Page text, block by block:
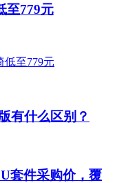
至779元
有什么区别？
套件采购价，覆